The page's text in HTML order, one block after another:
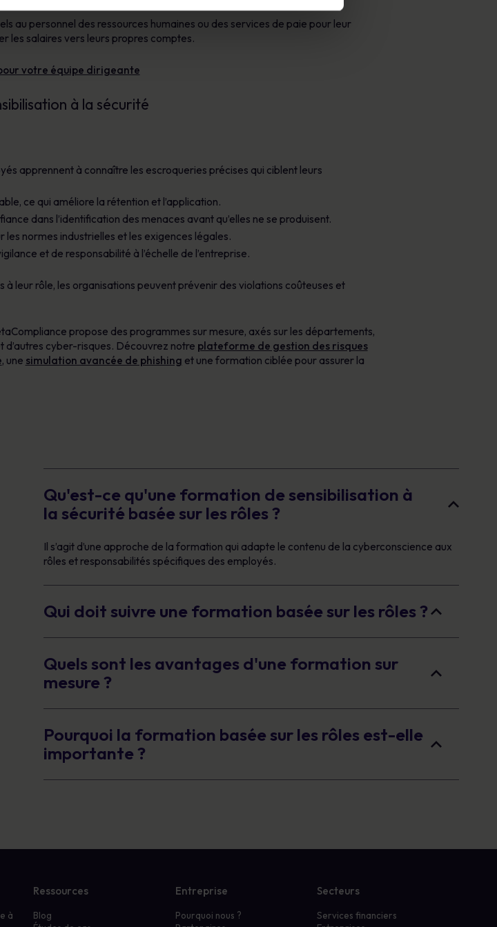
au personnel des ressources humaines ou des services de paie pour leur
les salaires vers leurs propres comptes.
votre équipe dirigeante
à la sécurité
apprennent à connaître les escroqueries précises qui ciblent leurs
ce qui améliore la rétention et l’application.
dans l’identification des menaces avant qu’elles ne se produisent.
normes industrielles et les exigences légales.
et de responsabilité à l’échelle de l’entreprise.
leur rôle, les organisations peuvent prévenir des violations coûteuses et
propose des programmes sur mesure, axés sur les départements,
d’autres cyber-risques. Découvrez notre plateforme de gestion des risques
, une simulation avancée de phishing et une formation ciblée pour assurer la
Qu'est-ce qu'une formation de sensibilisation à
la sécurité basée sur les rôles ?
Il s’agit d’une approche de la formation qui adapte le contenu de la cyberconscience aux
rôles et responsabilités spécifiques des employés.
Qui doit suivre une formation basée sur les rôles ?
Quels sont les avantages d'une formation sur
mesure ?
Pourquoi la formation basée sur les rôles est-elle
importante ?
à
Ressources
Blog
Entreprise
Pourquoi nous ?
Secteurs
Services financiers